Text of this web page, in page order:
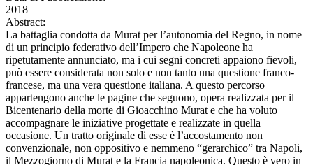
2018
Abstract:
La battaglia condotta da Murat per l’autonomia del Regno, in nome
di un principio federativo dell’Impero che Napoleone ha
ripetutamente annunciato, ma i cui segni concreti appaiono fievoli,
può essere considerata non solo e non tanto una questione franco-
francese, ma una vera questione italiana. A questo percorso
appartengono anche le pagine che seguono, opera realizzata per il
Bicentenario della morte di Gioacchino Murat e che ha voluto
accompagnare le iniziative progettate e realizzate in quella
occasione. Un tratto originale di esse è l’accostamento non
convenzionale, non oppositivo e nemmeno “gerarchico” tra Napoli,
il Mezzogiorno di Murat e la Francia napoleonica. Questo è vero in